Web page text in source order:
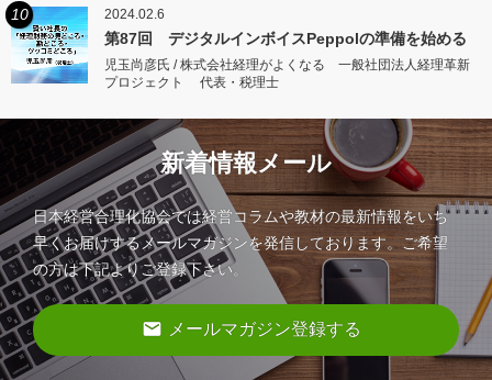
10 2024.02.6
第87回 デジタルインボイスPeppolの準備を始める
児玉尚彦氏 / 株式会社経理がよくなる 一般社団法人経理革新
プロジェクト 代表・税理士
新着情報メール
日本経営合理化協会では経営コラムや教材の最新情報をいち
早くお届けするメールマガジンを発信しております。ご希望
の方は下記よりご登録下さい。
email メールマガジン登録する